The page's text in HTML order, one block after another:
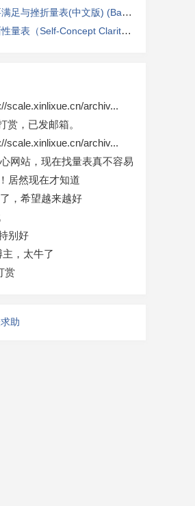
基本心理需要满足与挫折量表(中文版) (Basic Psychological Need Satisfaction and Frustration Scale,BPNSFS)
自我概念清晰性量表（Self-Concept Clarity Scale, SCCS）
scale.xinlixue.cn/archiv...
赏，已发邮箱。
scale.xinlixue.cn/archiv...
网站，现在找量表真不容易
居然现在才知道
，希望越来越好
别好
，太牛了
赏
助